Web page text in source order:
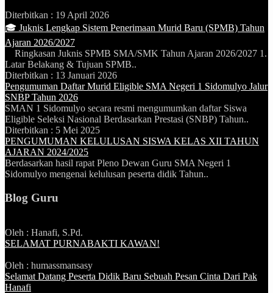
Diterbitkan : 19 April 2026
🎓 Juknis Lengkap Sistem Penerimaan Murid Baru (SPMB) Tahun
Ajaran 2026/2027
Ringkasan Juknis SPMB SMA/SMK Tahun Ajaran 2026/2027 1.
Latar Belakang & Tujuan SPMB..
Diterbitkan : 13 Januari 2026
Pengumuman Daftar Murid Eligible SMA Negeri 1 Sidomulyo Jalur
SNBP Tahun 2026
SMAN 1 Sidomulyo secara resmi mengumumkan daftar Siswa
Eligible Seleksi Nasional Berdasarkan Prestasi (SNBP) Tahun..
Diterbitkan : 5 Mei 2025
PENGUMUMAN KELULUSAN SISWA KELAS XII TAHUN
AJARAN 2024/2025
Berdasarkan hasil rapat Pleno Dewan Guru SMA Negeri 1
Sidomulyo mengenai kelulusan peserta didik Tahun..
Blog Guru
Oleh : Hanafi, S.Pd.
SELAMAT PURNABAKTI KAWAN!
Oleh : humassmansasy
Selamat Datang Peserta Didik Baru Sebuah Pesan Cinta Dari Pak
Hanafi